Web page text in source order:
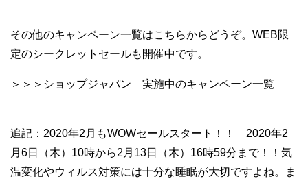
その他のキャンペーン一覧はこちらからどうぞ。WEB限
定のシークレットセールも開催中です。
＞＞＞ショップジャパン 実施中のキャンペーン一覧
追記：2020年2月もWOWセールスタート！！ 2020年2
月6日（木）10時から2月13日（木）16時59分まで！！気
温変化やウィルス対策には十分な睡眠が大切ですよね。ま